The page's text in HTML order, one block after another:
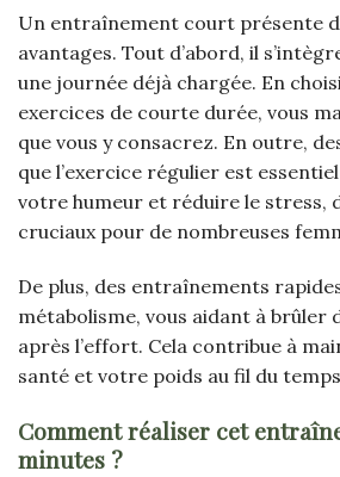
Un entraînement court présente
avantages. Tout d’abord, il
une journée déjà chargée. En
exercices de courte durée, vous
que vous y consacrez. En outre,
que l’exercice régulier est
votre humeur et réduire le stress,
cruciaux pour de nombreuses
De plus, des entraînements
métabolisme, vous aidant à brûler
après l’effort. Cela contribue à
santé et votre poids au fil du
Comment réaliser cet
minutes ?